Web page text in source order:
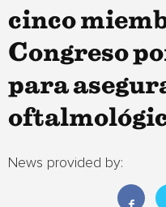
cinco
Congreso
para
News provided by: